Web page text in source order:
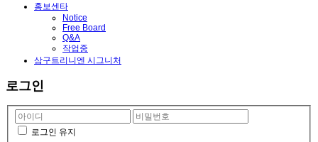
홍보센타
Notice
Free Board
Q&A
작업중
삼구트리니엔 시그니처
로그인
로그인 유지